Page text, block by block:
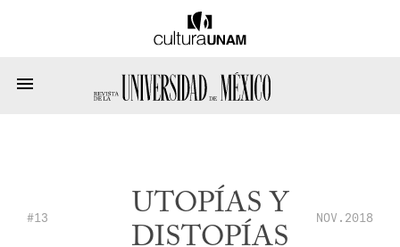
#13
UTOPÍAS Y
DISTOPÍAS
NOV.2018